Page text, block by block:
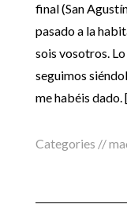
final (San
pasado a la
sois vosotros.
seguimos
me habéis
Categories //